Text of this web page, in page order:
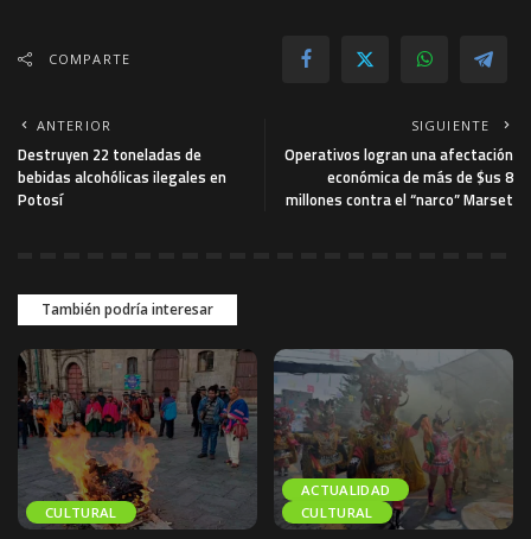
COMPARTE
ANTERIOR
Destruyen 22 toneladas de
bebidas alcohólicas ilegales en
Potosí
SIGUIENTE
Operativos logran una afectación
económica de más de $us 8
millones contra el “narco” Marset
También podría interesar
CULTURAL
ACTUALIDAD
CULTURAL